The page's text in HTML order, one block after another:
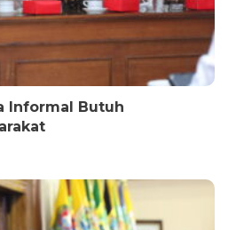
Informal Butuh